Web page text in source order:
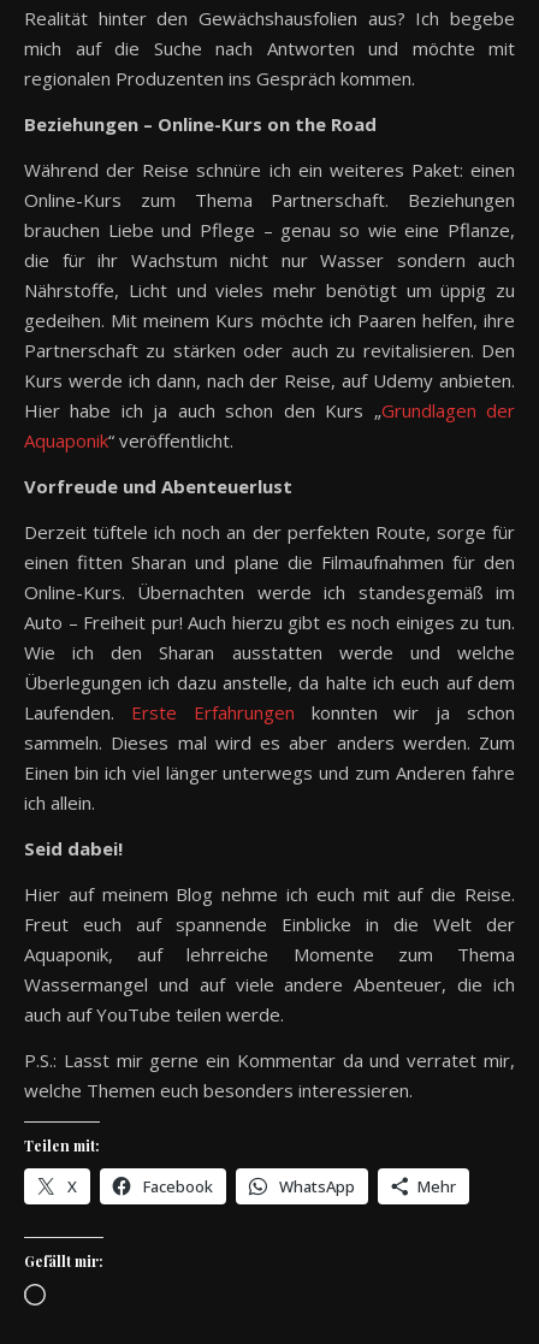
Realität hinter den Gewächshausfolien aus? Ich begebe
mich auf die Suche nach Antworten und möchte mit
regionalen Produzenten ins Gespräch kommen.
Beziehungen – Online-Kurs on the Road
Während der Reise schnüre ich ein weiteres Paket: einen
Online-Kurs zum Thema Partnerschaft. Beziehungen
brauchen Liebe und Pflege – genau so wie eine Pflanze,
die für ihr Wachstum nicht nur Wasser sondern auch
Nährstoffe, Licht und vieles mehr benötigt um üppig zu
gedeihen. Mit meinem Kurs möchte ich Paaren helfen, ihre
Partnerschaft zu stärken oder auch zu revitalisieren. Den
Kurs werde ich dann, nach der Reise, auf Udemy anbieten.
Hier habe ich ja auch schon den Kurs „Grundlagen der
Aquaponik“ veröffentlicht.
Vorfreude und Abenteuerlust
Derzeit tüftele ich noch an der perfekten Route, sorge für
einen fitten Sharan und plane die Filmaufnahmen für den
Online-Kurs. Übernachten werde ich standesgemäß im
Auto – Freiheit pur! Auch hierzu gibt es noch einiges zu tun.
Wie ich den Sharan ausstatten werde und welche
Überlegungen ich dazu anstelle, da halte ich euch auf dem
Laufenden. Erste Erfahrungen konnten wir ja schon
sammeln. Dieses mal wird es aber anders werden. Zum
Einen bin ich viel länger unterwegs und zum Anderen fahre
ich allein.
Seid dabei!
Hier auf meinem Blog nehme ich euch mit auf die Reise.
Freut euch auf spannende Einblicke in die Welt der
Aquaponik, auf lehrreiche Momente zum Thema
Wassermangel und auf viele andere Abenteuer, die ich
auch auf YouTube teilen werde.
P.S.: Lasst mir gerne ein Kommentar da und verratet mir,
welche Themen euch besonders interessieren.
Teilen mit:
X Facebook WhatsApp Mehr
Gefällt mir:
Wird geladen …